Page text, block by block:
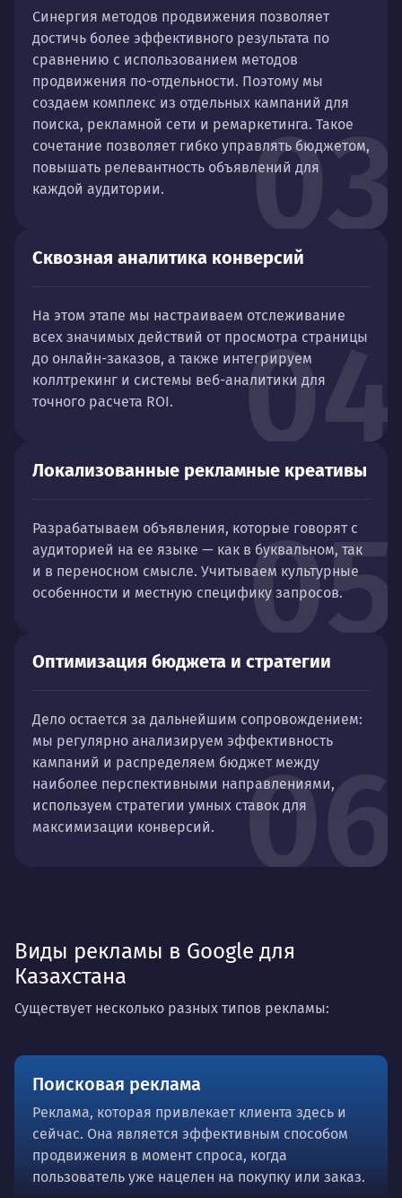
03
Синергия методов продвижения позволяет
достичь более эффективного результата по
сравнению с использованием методов
продвижения по-отдельности. Поэтому мы
создаем комплекс из отдельных кампаний для
поиска, рекламной сети и ремаркетинга. Такое
сочетание позволяет гибко управлять бюджетом,
повышать релевантность объявлений для
каждой аудитории.
04
Сквозная аналитика конверсий
На этом этапе мы настраиваем отслеживание
всех значимых действий от просмотра страницы
до онлайн-заказов, а также интегрируем
коллтрекинг и системы веб-аналитики для
точного расчета ROI.
05
Локализованные рекламные креативы
Разрабатываем объявления, которые говорят с
аудиторией на ее языке — как в буквальном, так
и в переносном смысле. Учитываем культурные
особенности и местную специфику запросов.
06
Оптимизация бюджета и стратегии
Дело остается за дальнейшим сопровождением:
мы регулярно анализируем эффективность
кампаний и распределяем бюджет между
наиболее перспективными направлениями,
используем стратегии умных ставок для
максимизации конверсий.
Виды рекламы в Google для
Казахстана
Существует несколько разных типов рекламы:
Поисковая реклама
Реклама, которая привлекает клиента здесь и
сейчас. Она является эффективным способом
продвижения в момент спроса, когда
пользователь уже нацелен на покупку или заказ.